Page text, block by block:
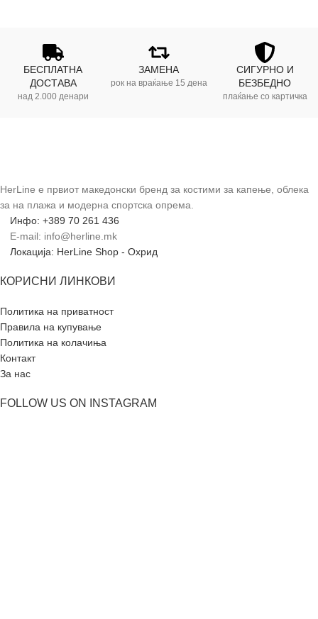
БЕСПЛАТНА
ДОСТАВА
над 2.000 денари
ЗАМЕНА
рок на враќање 15 дена
СИГУРНО И
БЕЗБЕДНО
плаќање со картичка
HerLine е првиот македонски бренд за костими за капење, облека
за на плажа и модерна спортска опрема.
Инфо: +389 70 261 436
E-mail: info@herline.mk
Локација: HerLine Shop - Охрид
КОРИСНИ ЛИНКОВИ
Политика на приватност
Правила на купување
Политика на колачиња
Контакт
За нас
FOLLOW US ON INSTAGRAM